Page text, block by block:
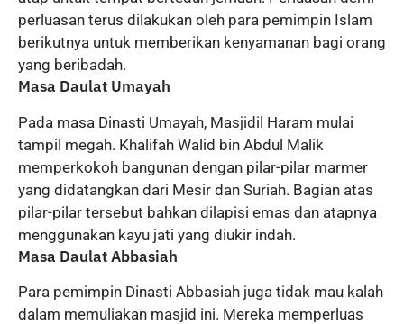
perluasan terus dilakukan oleh para pemimpin Islam
berikutnya untuk memberikan kenyamanan bagi orang
yang beribadah.
Masa Daulat Umayah
Pada masa Dinasti Umayah, Masjidil Haram mulai
tampil megah. Khalifah Walid bin Abdul Malik
memperkokoh bangunan dengan pilar-pilar marmer
yang didatangkan dari Mesir dan Suriah. Bagian atas
pilar-pilar tersebut bahkan dilapisi emas dan atapnya
menggunakan kayu jati yang diukir indah.
Masa Daulat Abbasiah
Para pemimpin Dinasti Abbasiah juga tidak mau kalah
dalam memuliakan masjid ini. Mereka memperluas